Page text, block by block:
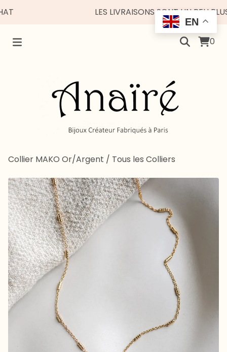
LES LIVRAISONS SONT UN PEU PLUS
0
Collier MAKO Or/Argent / Tous les Colliers
EN